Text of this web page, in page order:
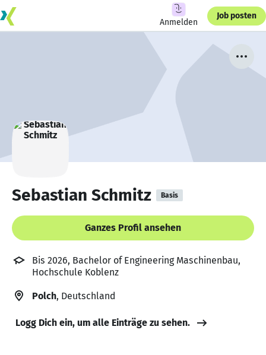
Anmelden
Job posten
Sebastian Schmitz Basis
Ganzes Profil ansehen
Bis 2026, Bachelor of Engineering Maschinenbau,
Hochschule Koblenz
Polch, Deutschland
Logg Dich ein, um alle Einträge zu sehen.